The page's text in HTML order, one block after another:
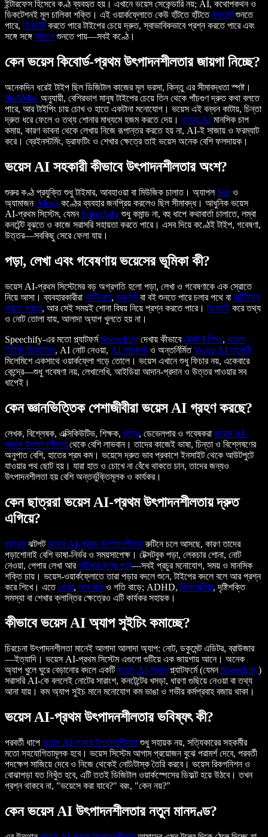
ইন্টারফেস হিসেবে কণ্ঠ ব্যবহৃত হয়। এখানে ভয়েস সেকেন্ডারি নয়; AI, কথোপকথন ও
ডিকটেশনই মূল চালিকা শক্তি। এই ওয়ার্কফ্লোতে কেউ হাঁটতে হাঁটতেডকুমেন্টশুনতে
পারে, ডিকটেটকরতে পারে টাইপের চেয়ে দ্রুত, স্বাভাবিকভাবে প্রশ্ন করতে পারে এবং
সঙ্গে সঙ্গে সারাংশশুনতে পায়—সবই কণ্ঠে।
কেন ভয়েস কিবোর্ড-প্রথম উৎপাদনশীলতার জায়গা নিচ্ছে?
অনেকদিন ধরেই টাইপ ছিল ডিজিটাল কাজের মূল ভরসা, কিন্তু এর সীমাবদ্ধতা স্পষ্ট।
9to5Mac অনুযায়ী, বেশিরভাগ মানুষ টাইপের চেয়ে তিন থেকে পাঁচগুণ দ্রুত কথা বলতে
পারে, আর টাইপিং চায় চোখ ও হাতে একটানা মনোযোগ। ভয়েস এই বন্ধন কাটায়, চিন্তা
দ্রুত ধরে ফেলে ও তথ্য শোনার মাধ্যমে হজম করতে দেয়। ভয়েস AI মানসিক চাপ
কমায়, কারণ ভাবনা থেকে লেখায় নিজে রূপান্তর করতে হয় না, AI-ই সাজায় ও ফরম্যাট
করে। ব্রেইনস্টর্মিং, ড্রাফটিং ও শেখার ক্ষেত্রে তাই ভয়েস অনেক বেশি ফলদায়ক।
ভয়েস AI সহকারী কীভাবে উৎপাদনশীলতার অংশ?
শুরুর কণ্ঠ প্রযুক্তি শুধু টাইমার, আবহাওয়া বা মিউজিক চালাত। অ্যাপল Siri ও
অ্যামাজন Alexa কণ্ঠের ব্যবহার জনপ্রিয় করলেও ছিল সীমাবদ্ধ। আধুনিক ভয়েস
AI-প্রথম সিস্টেম, যেমন Speechifyশুধু কমান্ড না, বহু ধাপে কথাবার্তা চালাতে, লম্বা
কনটেন্ট বুঝতে ও কাজে সরাসরি সহায়তা করতে পারে। এসব দিয়ে কণ্ঠেই টাইপ, গবেষণা,
উত্তর—সবকিছু সেরে ফেলা যায়।
পড়া, লেখা এবং গবেষণায় ভয়েসের ভূমিকা কী?
ভয়েস AI-প্রথম সিস্টেমের বড় অগ্রগতি হলো পড়া, লেখা ও গবেষণাকে এক স্রোতে
নিয়ে আসা। ব্যবহারকারীরা আর্টিকেল, ডকুমেন্টবা বই শুনতে পারে চলার পথে বা মাল্টিটাস্ক
করতে করতে, আর সেই সময়ই শোনা বিষয় নিয়ে প্রশ্ন করতে পারে। ডিকটেটকরে তথ্য
ও নোট তোলা যায়, আলাদা অ্যাপ খুলতে হয় না।
Speechify-এর মতো প্ল্যাটফর্ম Speechify দেখায় কীভাবেটেক্সট টু স্পিচ, ভয়েস
টাইপিং/ডিকটেশন, AI নোট নেওয়া, AI পডকাস্টও অন্তর্নির্মিতVoice AI সহকারী
মিলেমিশে একসাথে ওয়ার্কফ্লো গড়ে তোলে। ভয়েস এখানে শুধু ফিচার নয়, একেবারে
কেন্দ্রে—শুধু গবেষণা নয়, লেখালেখি, আইডিয়া আদান-প্রদান ও উত্তর পাওয়ার সব
ধাপেই।
কেন জ্ঞানভিত্তিক পেশাজীবীরা ভয়েস AI গ্রহণ করছে?
লেখক, বিশ্লেষক, এক্সিকিউটিভ, শিক্ষক, ছাত্র, ডেভেলপার ও গবেষকরা ভয়েস AI-
প্রথম উৎপাদনশীলতা থেকে বেশি লাভবান। তাদের কাজেই ভাষা, চিন্তা ও বিশ্লেষণের
অনুপাত বেশি, হাতের শ্রম কম। ভয়েসে দ্রুত ভাব প্রকাশে ইনসাইট থেকে আউটপুটে
যাওয়ার পথ ছোট হয়। যারা হাত ও চোখে না বেঁধে থাকতে চান, তাদের জন্যও
উৎপাদনশীলতা হয় বেশি অন্তর্ভুক্তিমূলক ও কার্যকর।
কেন ছাত্ররা ভয়েস AI-প্রথম উৎপাদনশীলতায় দ্রুত
এগিয়ে?
ছাত্ররা ঝটপটভয়েস AI-প্রথম উৎপাদনশীলতারুটিনে চলে আসছে, কারণ তাদের
পড়াশোনাই বেশি ভাষা-নির্ভর ও সময়সাপেক্ষ। টেক্সটবুক পড়া, লেকচার শোনা, নোট
নেওয়া, পেপার লেখা আরপরীক্ষার জন্য পড়া—সবই প্রচুর মনোযোগ, সময় ও মানসিক
শক্তি চায়। ভয়েস-ওয়ার্কফ্লোতে তারা পড়ার বদলে শুনে, টাইপের বদলে বলে আর প্রশ্ন
করে শিখে। এতেবোঝা, মনে রাখা ও গতি বাড়ে; ADHD, ডিসলেক্সিয়া, দৃষ্টিশক্তি
সমস্যা বা শেখার ক্লান্তির ক্ষেত্রেও এটি কার্যকর সহায়ক।
কীভাবে ভয়েস AI অ্যাপ সুইচিং কমাচ্ছে?
চিরচেনা উৎপাদনশীলতা মানেই আলাদা আলাদা অ্যাপ: নোট, ডকুমেন্ট এডিটর, ব্রাউজার
—ইত্যাদি। ভয়েস AI-প্রথম সিস্টেম এগুলো গুটিয়ে এক জায়গায় আনে। অনেক
অ্যাপ খুলে ঘুরে বেড়ানোর বদলে একটিভয়েস AI-প্রথমপ্ল্যাটফর্মে (যেমন Speechify)
সরাসরি AI-কে বললেই নোটের সারাংশ, কনটেন্টের খসড়া, ধারণা গুছিয়ে নেওয়া বা তথ্য
আনা যায়। কম অ্যাপ সুইচ মানে মনোযোগ কম ভাঙা ও গভীর কর্মপ্রবাহ বজায় থাকা।
ভয়েস AI-প্রথম উৎপাদনশীলতার ভবিষ্যৎ কী?
পরবর্তী ধাপে ভয়েস AI-প্রথম উৎপাদনশীলতাশুধু সহায়ক নয়, সত্যিকারের সহকর্মীর
মতো সহযোগিতামূলক হবে। ভয়েস সিস্টেম আগাম প্রয়োজন বুঝে পরামর্শ দেবে, পরবর্তী
পদক্ষেপ সাজিয়ে দেবে ও নিজে থেকেই নোট/টাস্ক তৈরি করবে। ভয়েস রিকগনিশন ও
বোঝাপড়া যত নিখুঁত হবে, এটি ততই ডিজিটাল ওয়ার্কস্পেসের ডিফল্ট হয়ে উঠবে। তখন
প্রশ্ন থাকবে না, "ভয়েসে করা যাবে?" বরং, "কেন নয়?"
কেন ভয়েস AI উৎপাদনশীলতার নতুন মানদণ্ড?